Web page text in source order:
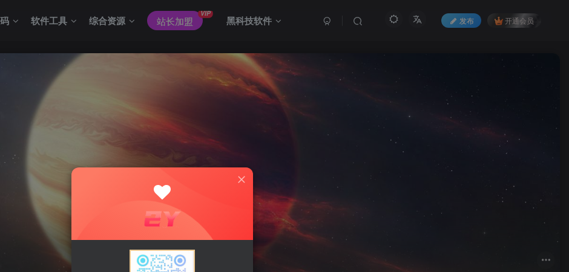
软件工具 综合资源 站长加盟
VIP
黑科技软件 发布 开通会员